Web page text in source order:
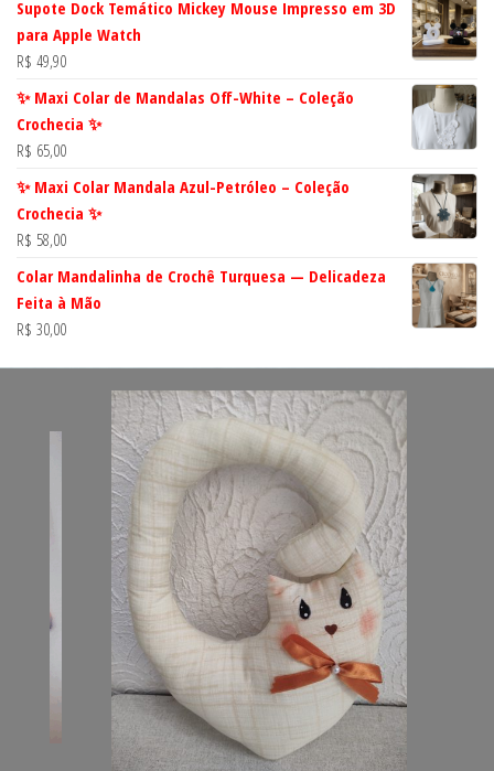
Supote Dock Temático Mickey Mouse Impresso em 3D
para Apple Watch
R$ 49,90
✨ Maxi Colar de Mandalas Off-White – Coleção
Crochecia ✨
R$ 65,00
✨ Maxi Colar Mandala Azul-Petróleo – Coleção
Crochecia ✨
R$ 58,00
Colar Mandalinha de Crochê Turquesa — Delicadeza
Feita à Mão
R$ 30,00